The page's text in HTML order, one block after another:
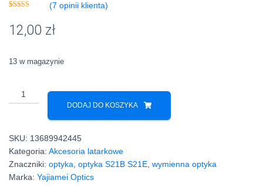
podstawie
ocen
(7 opinii klienta)
12,00 zł
13 w magazynie
ilość
Optyka
lampki
S21B
S21E
SST-
DODAJ DO KOSZYKA
SKU: 13689942445
Kategoria: Akcesoria latarkowe
Znaczniki: optyka optyka S21B S21E wymienna optyka
Marka: Yajiamei Optics